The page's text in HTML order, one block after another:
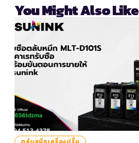
You Might Also Like